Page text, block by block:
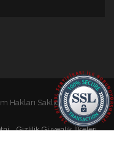
Hakları Saklıdır
Gizlilik Güvenlik İlkeleri